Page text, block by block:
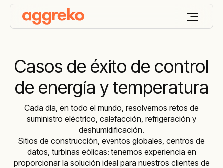
Casos de éxito de control
de energía y temperatura
Cada día, en todo el mundo, resolvemos retos de
suministro eléctrico, calefacción, refrigeración y
deshumidificación.
Sitios de construcción, eventos globales, centros de
datos, turbinas eólicas: tenemos experiencia en
proporcionar la solución ideal para nuestros clientes de